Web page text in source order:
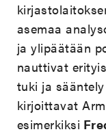
asemaa
ja ylipäätään
nauttivat
tuki ja
kirjoittavat
esimerkiksi